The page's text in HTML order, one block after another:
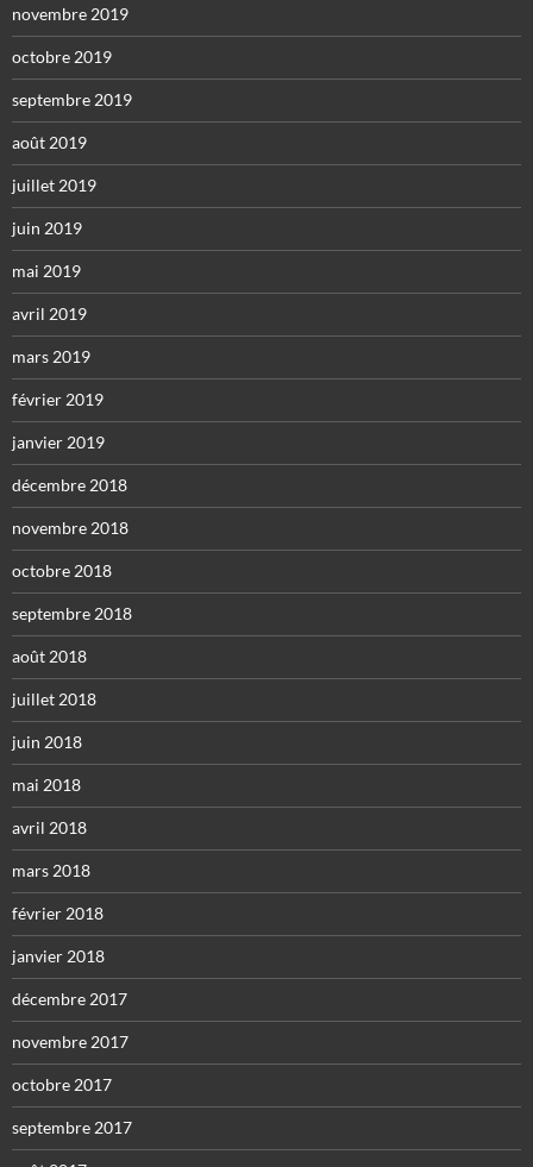
novembre 2019
octobre 2019
septembre 2019
août 2019
juillet 2019
juin 2019
mai 2019
avril 2019
mars 2019
février 2019
janvier 2019
décembre 2018
novembre 2018
octobre 2018
septembre 2018
août 2018
juillet 2018
juin 2018
mai 2018
avril 2018
mars 2018
février 2018
janvier 2018
décembre 2017
novembre 2017
octobre 2017
septembre 2017